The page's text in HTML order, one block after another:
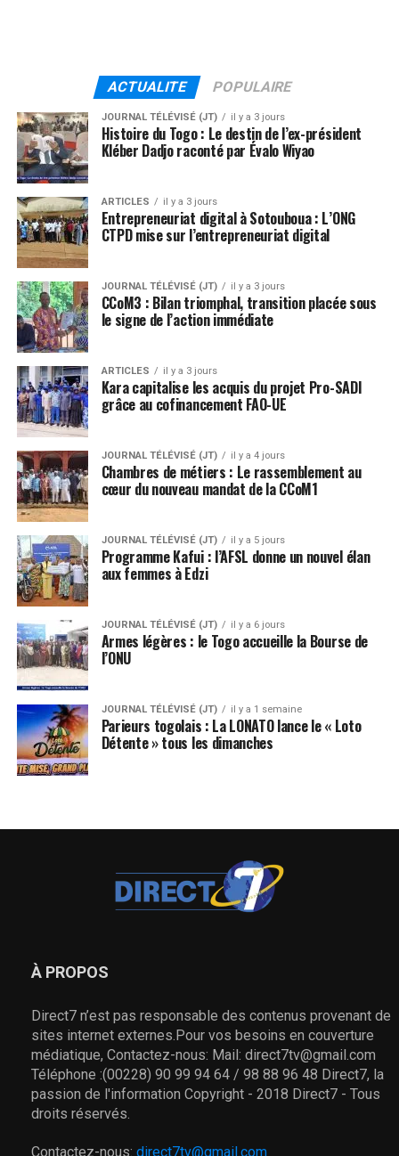
ACTUALITE POPULAIRE
JOURNAL TÉLÉVISÉ (JT) il y a 3 jours
Histoire du Togo : Le destin de l’ex-président
Kléber Dadjo raconté par Évalo Wiyao
ARTICLES il y a 3 jours
Entrepreneuriat digital à Sotouboua : L’ONG
CTPD mise sur l’entrepreneuriat digital
JOURNAL TÉLÉVISÉ (JT) il y a 3 jours
CCoM3 : Bilan triomphal, transition placée sous
le signe de l’action immédiate
ARTICLES il y a 3 jours
Kara capitalise les acquis du projet Pro-SADI
grâce au cofinancement FAO-UE
JOURNAL TÉLÉVISÉ (JT) il y a 4 jours
Chambres de métiers : Le rassemblement au
cœur du nouveau mandat de la CCoM1
JOURNAL TÉLÉVISÉ (JT) il y a 5 jours
Programme Kafui : l’AFSL donne un nouvel élan
aux femmes à Edzi
JOURNAL TÉLÉVISÉ (JT) il y a 6 jours
Armes légères : le Togo accueille la Bourse de
l’ONU
JOURNAL TÉLÉVISÉ (JT) il y a 1 semaine
Parieurs togolais : La LONATO lance le « Loto
Détente » tous les dimanches
À PROPOS
Direct7 n’est pas responsable des contenus provenant de
sites internet externes.Pour vos besoins en couverture
médiatique, Contactez-nous: Mail: direct7tv@gmail.com
Téléphone :(00228) 90 99 94 64 / 98 88 96 48 Direct7, la
passion de l'information Copyright - 2018 Direct7 - Tous
droits réservés.
Contactez-nous: direct7tv@gmail.com